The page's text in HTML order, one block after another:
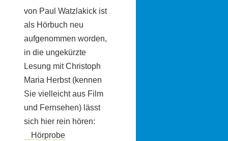
von Paul Watzlakick ist
als Hörbuch neu
aufgenommen worden,
in die ungekürzte
Lesung mit Christoph
Maria Herbst (kennen
Sie vielleicht aus Film
und Fernsehen) lässt
sich hier rein hören:
Hörprobe